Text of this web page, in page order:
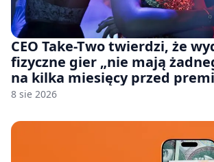
CEO Take-Two twierdzi, że
fizyczne gier „nie mają
na kilka miesięcy przed
8 sie 2026